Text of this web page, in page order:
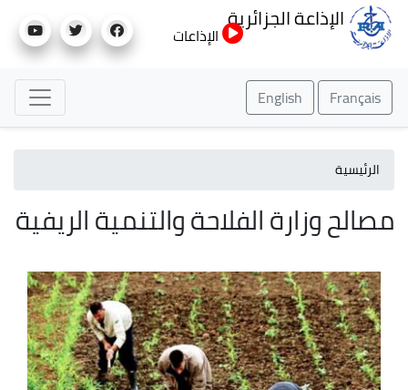
إلى
الإذاعة الجزائرية
الإذاعات
Français
English
الرئيسية
مصالح وزارة الفلاحة والتنمية الريفية